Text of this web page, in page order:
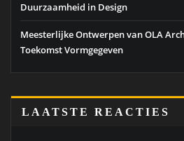
Duurzaamheid in Design
Meesterlijke Ontwerpen van OLA
Toekomst Vormgegeven
LAATSTE REACTIES